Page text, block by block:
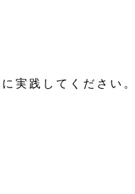
実践してください。